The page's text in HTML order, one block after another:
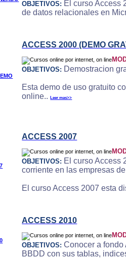
OBJETIVOS: El curso Access
de datos relacionales en
ACCESS 2000 (DEMO
OBJETIVOS: Demostracion
Esta demo de uso gratuito
online..Leer mas>>
ACCESS 2007
OBJETIVOS: El curso Access
corriente en las empresas
El curso Access 2007 esta
ACCESS 2010
OBJETIVOS: Conocer a fondo
BBDD con sus tablas,